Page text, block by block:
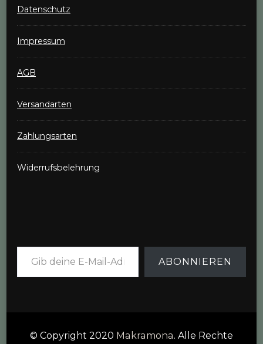
Datenschutz
Impressum
AGB
Versandarten
Zahlungsarten
Widerrufsbelehrung
Gib deine E-Mail-Adresse ein ...
ABONNIEREN
© Copyright 2020 Makramona. Alle Rechte